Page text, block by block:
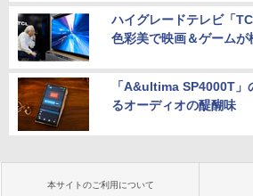
ハイグレードテレビ「
色彩美で映画＆ゲームが
「A&ultima SP4000T」
るオーディオの醍醐味
本サイトのご利用について